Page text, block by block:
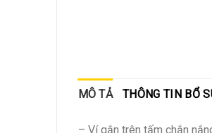
MÔ TẢ THÔNG TIN BỔ
– Ví gắn trên tấm chắn